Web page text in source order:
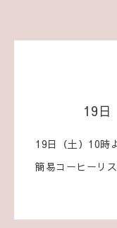
19日
19日（土）10時
簡易コーヒーリ